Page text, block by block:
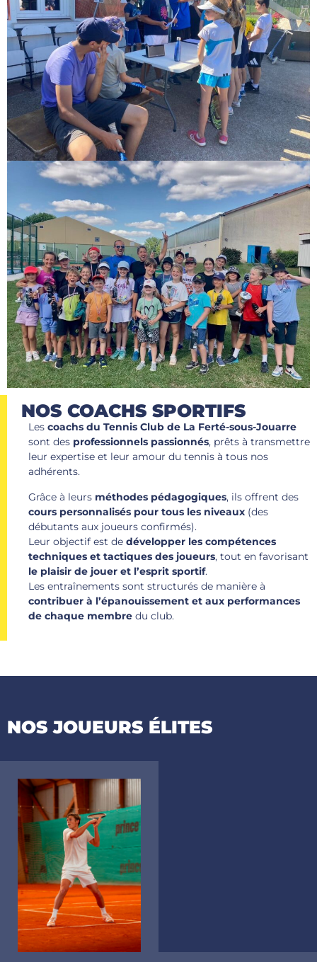
NOS COACHS SPORTIFS
Les coachs du Tennis Club de La Ferté-sous-Jouarre
sont des professionnels passionnés, prêts à transmettre
leur expertise et leur amour du tennis à tous nos
adhérents.
Grâce à leurs méthodes pédagogiques, ils offrent des
cours personnalisés pour tous les niveaux (des
débutants aux joueurs confirmés).
Leur objectif est de développer les compétences
techniques et tactiques des joueurs, tout en favorisant
le plaisir de jouer et l’esprit sportif.
Les entraînements sont structurés de manière à
contribuer à l’épanouissement et aux performances
de chaque membre du club.
NOS JOUEURS ÉLITES